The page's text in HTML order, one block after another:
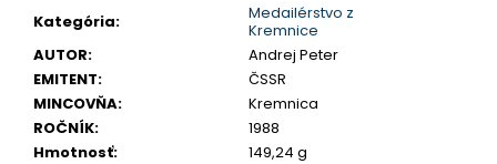
Kategória:
Medailérstvo z
Kremnice
AUTOR:
Andrej Peter
EMITENT:
ČSSR
MINCOVŇA:
Kremnica
ROČNÍK:
1988
Hmotnosť:
149,24 g
1769
EVM-
KREMNICA
€400